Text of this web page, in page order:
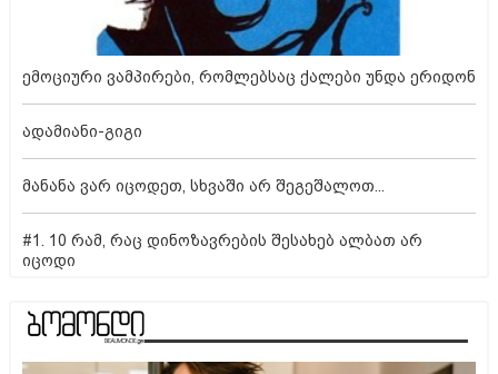
ემოციური ვამპირები, რომლებსაც ქალები უნდა ერიდონ
ადამიანი-გიგი
მანანა ვარ იცოდეთ, სხვაში არ შეგეშალოთ...
#1. 10 რამ, რაც დინოზავრების შესახებ ალბათ არ
იცოდი